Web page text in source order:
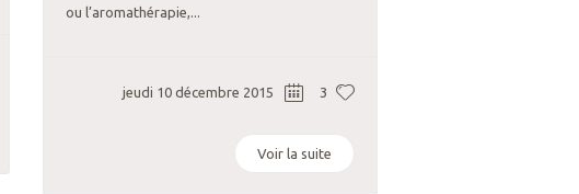
ou l’aromathérapie,...
jeudi 10 décembre 2015 3
Voir la suite